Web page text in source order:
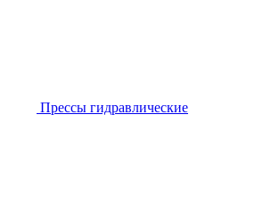
Прессы гидравлические